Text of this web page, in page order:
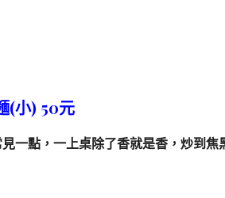
(小) 50元
一點，一上桌除了香就是香，炒到焦